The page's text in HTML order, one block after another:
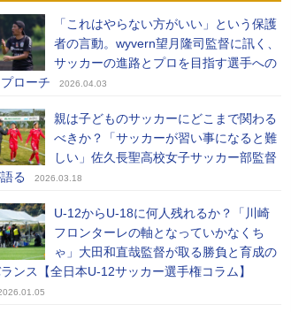
「これはやらない方がいい」という保護
者の言動。wyvern望月隆司監督に訊く、
サッカーの進路とプロを目指す選手への
ローチ
2026.04.03
親は子どものサッカーにどこまで関わる
べきか？「サッカーが習い事になると難
しい」佐久長聖高校女子サッカー部監督
る
2026.03.18
U-12からU-18に何人残れるか？「川崎
フロンターレの軸となっていかなくち
ゃ」大田和直哉監督が取る勝負と育成の
ンス【全日本U-12サッカー選手権コラム】